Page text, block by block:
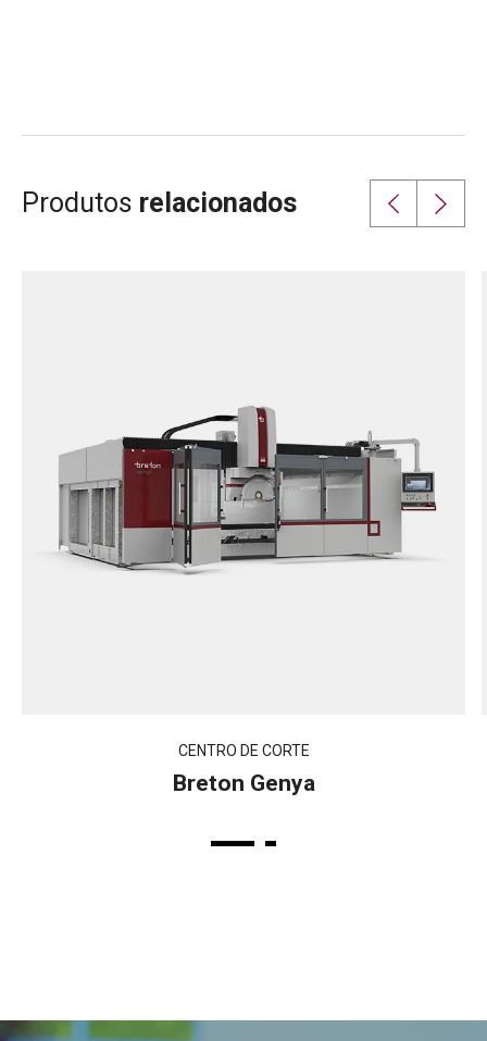
Produtos relacionados
CENTRO DE CORTE
Breton Genya